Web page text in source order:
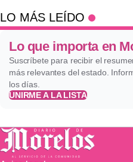
LO MÁS LEÍDO
Lo que importa en
Suscríbete para recibir el
más relevantes del estado.
los días.
UNIRME A LA LISTA